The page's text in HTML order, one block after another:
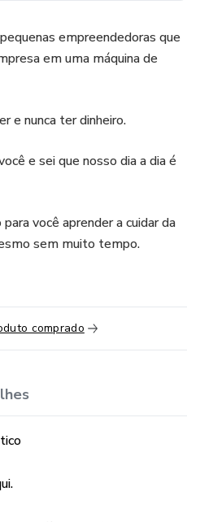
empreendedoras que
em uma máquina de
e nunca ter dinheiro.
e sei que nosso dia a dia é
você aprender a cuidar da
sem muito tempo.
comprado